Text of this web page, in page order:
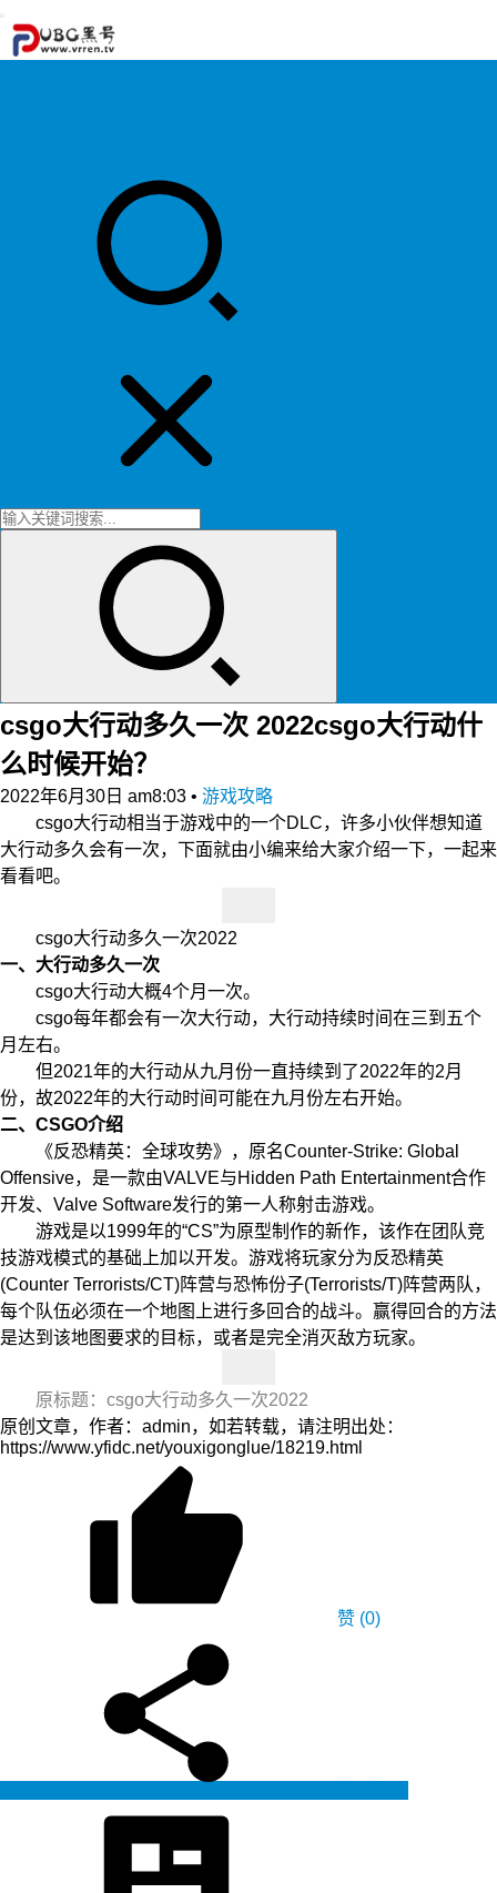
csgo大行动多久一次 2022csgo大行动什
么时候开始？
2022年6月30日 am8:03 • 游戏攻略
csgo大行动相当于游戏中的一个DLC，许多小伙伴想知道
大行动多久会有一次，下面就由小编来给大家介绍一下，一起来
看看吧。
csgo大行动多久一次2022
一、大行动多久一次
csgo大行动大概4个月一次。
csgo每年都会有一次大行动，大行动持续时间在三到五个
月左右。
但2021年的大行动从九月份一直持续到了2022年的2月
份，故2022年的大行动时间可能在九月份左右开始。
二、CSGO介绍
《反恐精英：全球攻势》，原名Counter-Strike: Global
Offensive，是一款由VALVE与Hidden Path Entertainment合作
开发、Valve Software发行的第一人称射击游戏。
游戏是以1999年的“CS”为原型制作的新作，该作在团队竞
技游戏模式的基础上加以开发。游戏将玩家分为反恐精英
(Counter Terrorists/CT)阵营与恐怖份子(Terrorists/T)阵营两队，
每个队伍必须在一个地图上进行多回合的战斗。赢得回合的方法
是达到该地图要求的目标，或者是完全消灭敌方玩家。
原标题：csgo大行动多久一次2022
原创文章，作者：admin，如若转载，请注明出处：
https://www.yfidc.net/youxigonglue/18219.html
赞 (0)